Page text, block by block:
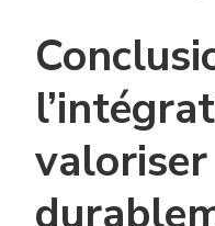
valoriser